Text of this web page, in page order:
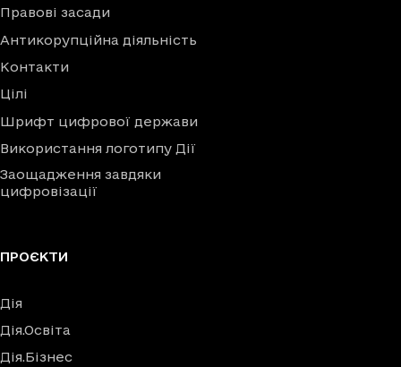
Правові засади
Антикорупційна діяльність
Контакти
Цілі
Шрифт цифрової держави
Використання логотипу Дії
Заощадження завдяки
цифровізації
ПРОЄКТИ
Дія
Дія.Освіта
Дія.Бізнес